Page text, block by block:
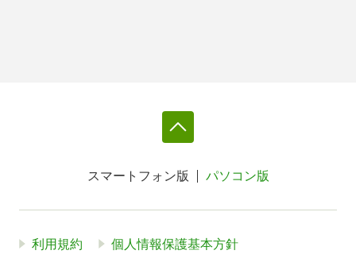
スマートフォン版 パソコン版
利用規約 個人情報保護基本方針